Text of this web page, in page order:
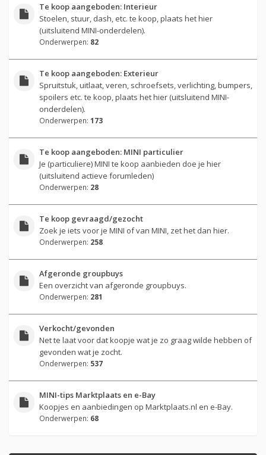
Te koop aangeboden: Interieur
Stoelen, stuur, dash, etc. te koop, plaats het hier
(uitsluitend MINI-onderdelen).
Onderwerpen: 82
Te koop aangeboden: Exterieur
Spruitstuk, uitlaat, veren, schroefsets, verlichting, bumpers,
spoilers etc. te koop, plaats het hier (uitsluitend MINI-
onderdelen).
Onderwerpen: 173
Te koop aangeboden: MINI particulier
Je (particuliere) MINI te koop aanbieden doe je hier
(uitsluitend actieve forumleden)
Onderwerpen: 28
Te koop gevraagd/gezocht
Zoek je iets voor je MINI of van MINI, zet het dan hier.
Onderwerpen: 258
Afgeronde groupbuys
Een overzicht van afgeronde groupbuys.
Onderwerpen: 281
Verkocht/gevonden
Net te laat voor dat koopje wat je zo graag wilde hebben of
gevonden wat je zocht.
Onderwerpen: 537
MINI-tips Marktplaats en e-Bay
Koopjes en aanbiedingen op Marktplaats.nl en e-Bay.
Onderwerpen: 68